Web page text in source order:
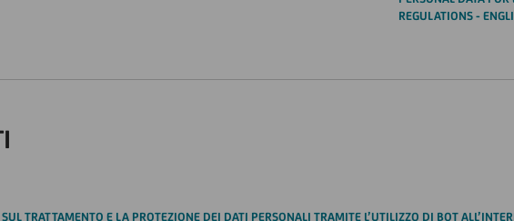
REGULATIONS -
TRATTAMENTO E LA PROTEZIONE DEI DATI PERSONALI TRAMITE L’UTILIZZO DI BOT